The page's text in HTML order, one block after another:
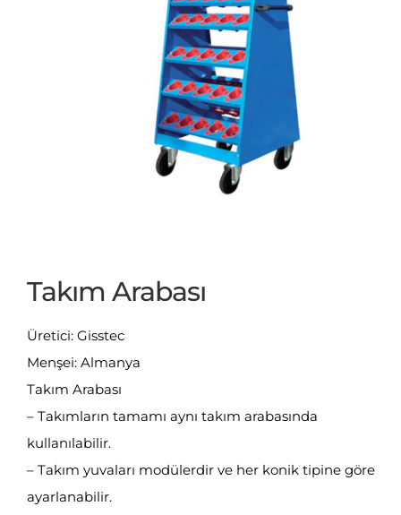
Takım Arabası
Üretici: Gisstec
Menşei: Almanya
Takım Arabası
– Takımların tamamı aynı takım arabasında
kullanılabilir.
– Takım yuvaları modülerdir ve her konik tipine göre
ayarlanabilir.